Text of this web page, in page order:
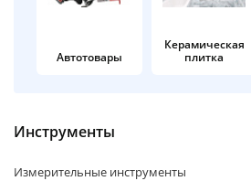
Автотовары
Керамическая
плитка
Инструменты
Измерительные инструменты